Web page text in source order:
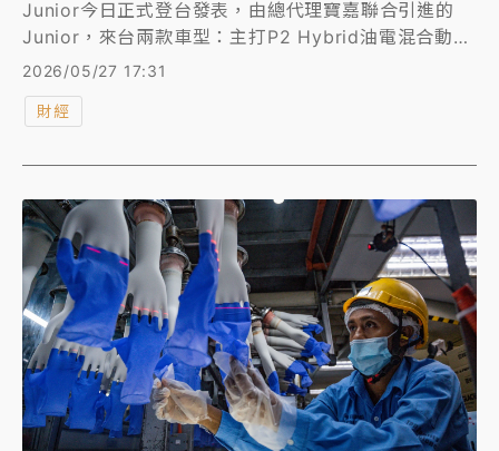
Junior今日正式登台發表，由總代理寶嘉聯合引進的
Junior，來台兩款車型：主打P2 Hybrid油電混合動力
的「Junior Ibrida」，以及強調極致性能的純電版
「Junior Elettrica 280 Veloce」。售價方面，
Junior Ibrida建議售價為139.8萬元（若搭配汰舊換新
Elettrica 280 Veloce則為 189.8 萬元。這款新車不
僅展現了充滿新世代運動風格的義式設計美學，更完美
保留了品牌對操控樂趣的堅持。不過純電Junior的續航
里程，在NEDC測試方式下為滿電續航354公里，恐成
該車型短板。
2026/05/27 17:31
財經